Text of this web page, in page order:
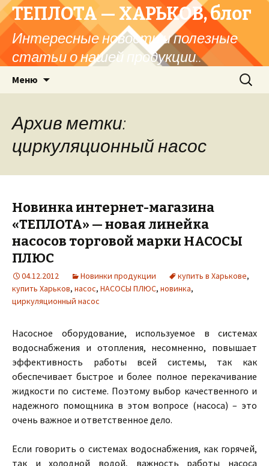
ТЕПЛОТА — ХАРЬКОВ, блог
Интересные новости и полезные
статьи о нашей продукции..
Меню Найти:
Архив метки:
циркуляционный насос
Новинка интернет-магазина
«ТЕПЛОТА» — новая линейка
насосов торговой марки НАСОСЫ
ПЛЮС
04.12.2012 Новинки продукции купить в Харькове,
купить Харьков, насос, НАСОСЫ ПЛЮС, новинка,
циркуляционный насос
Насосное оборудование, используемое в системах
водоснабжения и отопления, несомненно, повышает
эффективность работы всей системы, так как
обеспечивает быстрое и более полное перекачивание
жидкости по системе. Поэтому выбор качественного и
надежного помощника в этом вопросе (насоса) – это
очень важное и ответственное дело.
Если говорить о системах водоснабжения, как горячей,
так и холодной водой, важность работы насоса